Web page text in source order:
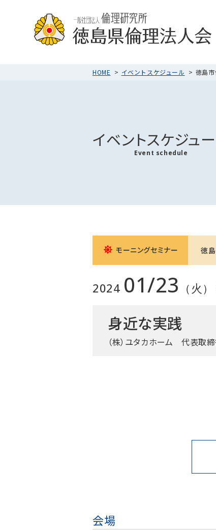
HOME イベントスケジュール 徳島
イベントスケジュ
Event schedule
モーニングセミナー 徳
2024 01/23 （火
身近な実践
（株）ユタカホーム 代表取
会場